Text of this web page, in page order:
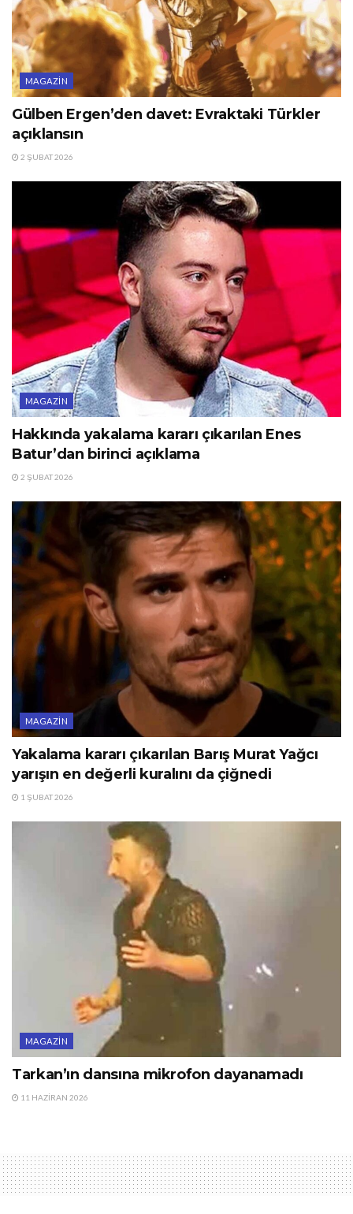
MAGAZIN
Gülben Ergen’den davet: Evraktaki Türkler
açıklansın
2 ŞUBAT 2026
MAGAZIN
Hakkında yakalama kararı çıkarılan Enes
Batur’dan birinci açıklama
2 ŞUBAT 2026
MAGAZIN
Yakalama kararı çıkarılan Barış Murat Yağcı
yarışın en değerli kuralını da çiğnedi
1 ŞUBAT 2026
MAGAZIN
Tarkan’ın dansına mikrofon dayanamadı
11 HAZIRAN 2026